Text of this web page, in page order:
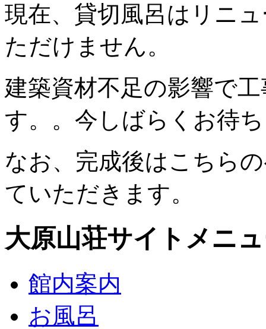
現在、貸切風呂はリニ
ただけません。
建築資材不足の影響で
す。。今しばらくお待
なお、完成後はこちら
ていただきます。
大原山荘サイトメニ
館内案内
お風呂